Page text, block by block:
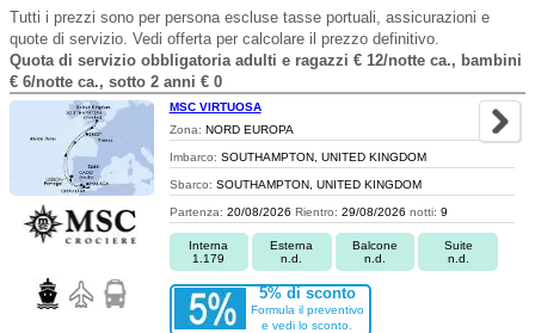
Tutti i prezzi sono per persona escluse tasse portuali, assicurazioni e
quote di servizio. Vedi offerta per calcolare il prezzo definitivo.
Quota di servizio obbligatoria adulti e ragazzi € 12/notte ca., bambini
€ 6/notte ca., sotto 2 anni € 0
MSC VIRTUOSA
Zona: NORD EUROPA
Imbarco: SOUTHAMPTON, UNITED KINGDOM
Sbarco: SOUTHAMPTON, UNITED KINGDOM
Partenza: 20/08/2026 Rientro: 29/08/2026 notti: 9
Interna
1.179
Esterna
n.d.
Balcone
n.d.
Suite
n.d.
5% di sconto
Formula il preventivo
e vedi lo sconto.